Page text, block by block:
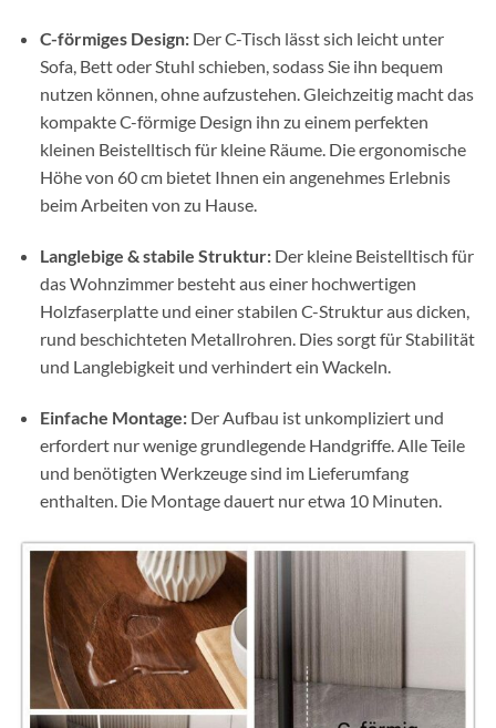
C-förmiges Design:Der C-Tisch lässt sich leicht unter
Sofa, Bett oder Stuhl schieben, sodass Sie ihn bequem
nutzen können, ohne aufzustehen. Gleichzeitig macht das
kompakte C-förmige Design ihn zu einem perfekten
kleinen Beistelltisch für kleine Räume. Die ergonomische
Höhe von 60 cm bietet Ihnen ein angenehmes Erlebnis
beim Arbeiten von zu Hause.
Langlebige & stabile Struktur:Der kleine Beistelltisch für
das Wohnzimmer besteht aus einer hochwertigen
Holzfaserplatte und einer stabilen C-Struktur aus dicken,
rund beschichteten Metallrohren. Dies sorgt für Stabilität
und Langlebigkeit und verhindert ein Wackeln.
Einfache Montage:Der Aufbau ist unkompliziert und
erfordert nur wenige grundlegende Handgriffe. Alle Teile
und benötigten Werkzeuge sind im Lieferumfang
enthalten. Die Montage dauert nur etwa 10 Minuten.